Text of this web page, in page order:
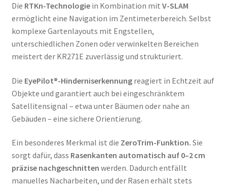
Die RTKn-Technologiein Kombination mit V-SLAM
ermöglicht eine Navigation im Zentimeterbereich. Selbst
komplexe Gartenlayouts mit Engstellen,
unterschiedlichen Zonen oder verwinkelten Bereichen
meistert der KR271E zuverlässig und strukturiert.
Die EyePilot®-Hinderniserkennungreagiert in Echtzeit auf
Objekte und garantiert auch bei eingeschränktem
Satellitensignal – etwa unter Bäumen oder nahe an
Gebäuden – eine sichere Orientierung.
Ein besonderes Merkmal ist die ZeroTrim-Funktion. Sie
sorgt dafür, dass Rasenkanten automatisch auf 0–2 cm
präzise nachgeschnitten werden. Dadurch entfällt
manuelles Nacharbeiten, und der Rasen erhält stets